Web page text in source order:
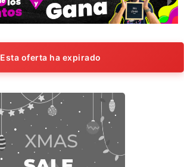
Esta oferta ha expirado